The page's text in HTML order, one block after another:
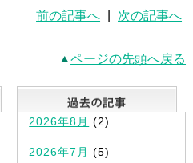
前の記事へ 次の記事へ
ページの先頭へ戻る
最新記事一覧
2026年8月 (2)
2026年7月 (5)